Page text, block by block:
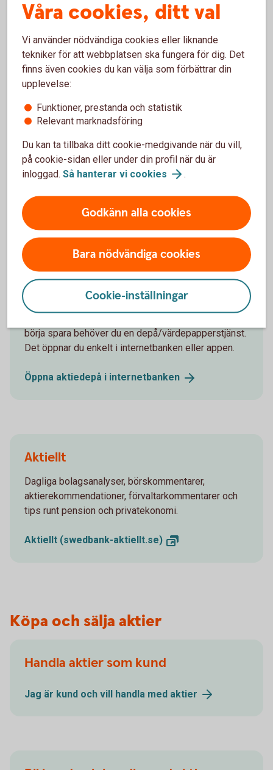
tredje del får du en fördjupning kring hur du kan
minimera riskerna i ditt aktiesparande. Du får även
information om olika verktyg som du kan använda för
att prognostisera en akties förväntade
kursutveckling baserat på dess historiska
rörelsemönster.
Van aktiehandlare –tips
Kom igång med aktier!
Öppna aktiedepå och börja spara i
aktier
Sugen på att börja spara i aktier? Är du Private
Banking-kund eller är 18-21 år betalar du inget
courtage när du handlar i appen och internetbanken.
börja spara behöver du en depå/värdepapperstjänst.
Det öppnar du enkelt i internetbanken eller appen.
Öppna aktiedepå i internetbanken
Aktiellt
Dagliga bolagsanalyser, börskommentarer,
aktierekommendationer, förvaltarkommentarer och
tips runt pension och privatekonomi.
Aktiellt (swedbank-aktiellt.se)
Köpa och sälja aktier
Handla aktier som kund
Jag är kund och vill handla med aktier
Våra cookies, ditt val
Vi använder nödvändiga cookies eller liknande
tekniker för att webbplatsen ska fungera för dig. Det
finns även cookies du kan välja som förbättrar din
upplevelse:
Funktioner, prestanda och statistik
Relevant marknadsföring
Du kan ta tillbaka ditt cookie-medgivande när du vill,
på cookie-sidan eller under din profil när du är
inloggad. Så hanterar vi cookies .
Godkänn alla cookies
Bara nödvändiga cookies
Cookie-inställningar